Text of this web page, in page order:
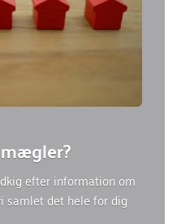
efter information om
samlet det hele for dig